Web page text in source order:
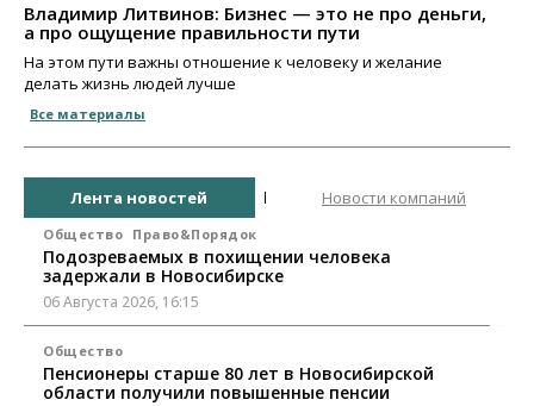
Владимир Литвинов: Бизнес — это не про деньги,
а про ощущение правильности пути
На этом пути важны отношение к человеку и желание
делать жизнь людей лучше
Все материалы
Лента новостей Новости компаний
Общество Право&Порядок
Подозреваемых в похищении человека
задержали в Новосибирске
06 Августа 2026, 16:15
Общество
Пенсионеры старше 80 лет в Новосибирской
области получили повышенные пенсии